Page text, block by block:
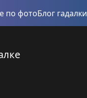
по фотоБлог гадалки